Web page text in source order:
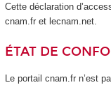
Cette déclaration
cnam.fr et lecnam.net.
ÉTAT DE
Le portail cnam.fr n’est